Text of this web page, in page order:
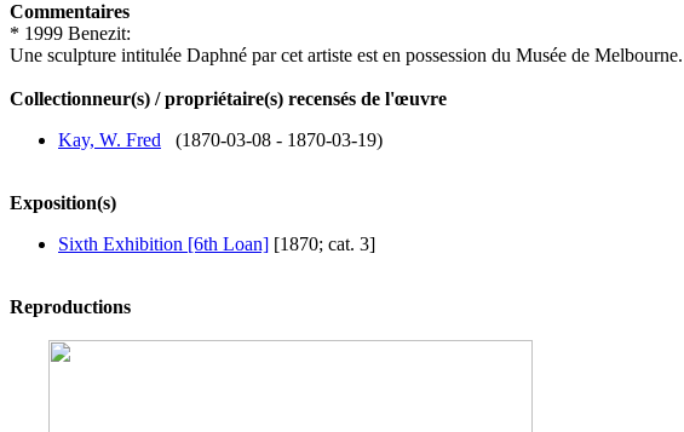
Commentaires
* 1999 Benezit:
Une sculpture intitulée Daphné par cet artiste est en possession du Musée de Melbourne.
Collectionneur(s) / propriétaire(s) recensés de l'œuvre
Kay, W. Fred (1870-03-08 - 1870-03-19)
Exposition(s)
Sixth Exhibition [6th Loan] [1870; cat. 3]
Reproductions